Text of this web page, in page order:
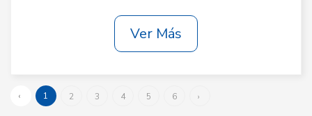
Ver Más
‹ 1 2 3 4 5 6 ›